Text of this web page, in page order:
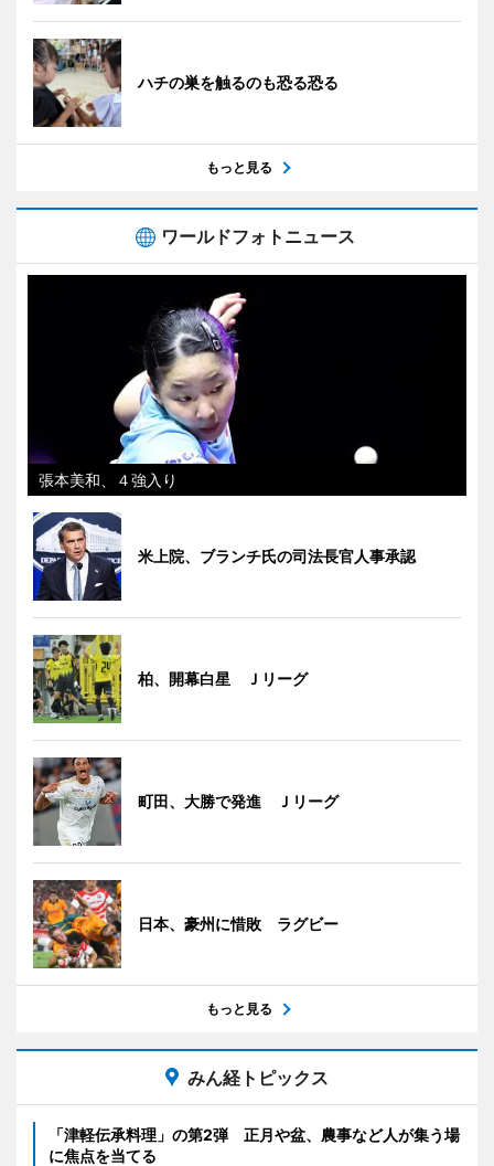
ハチの巣を触るのも恐る恐る
もっと見る
ワールドフォトニュース
張本美和、４強入り
米上院、ブランチ氏の司法長官人事承認
柏、開幕白星 Ｊリーグ
町田、大勝で発進 Ｊリーグ
日本、豪州に惜敗 ラグビー
もっと見る
みん経トピックス
「津軽伝承料理」の第2弾 正月や盆、農事など人が集う場
に焦点を当てる